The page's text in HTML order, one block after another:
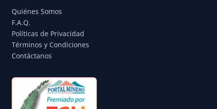
Quiénes Somos
F.A.Q.
Políticas de Privacidad
Términos y Condiciones
Contáctanos